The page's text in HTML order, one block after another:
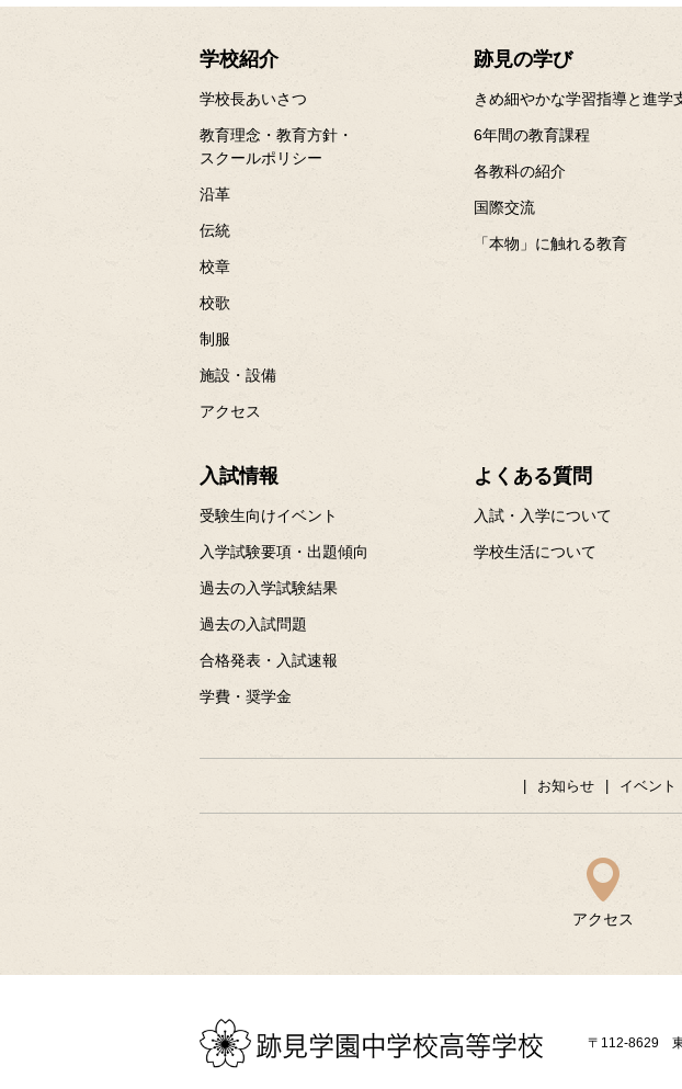
学校紹介
学校長あいさつ
教育理念・教育方針・
スクールポリシー
沿革
伝統
校章
校歌
制服
施設・設備
アクセス
跡見の学び
きめ細やかな学習指導と進学
6年間の教育課程
各教科の紹介
国際交流
「本物」に触れる教育
入試情報
受験生向けイベント
入学試験要項・出題傾向
過去の入学試験結果
過去の入試問題
合格発表・入試速報
学費・奨学金
よくある質問
入試・入学について
学校生活について
お知らせ イベント
アクセス
〒112-8629 東